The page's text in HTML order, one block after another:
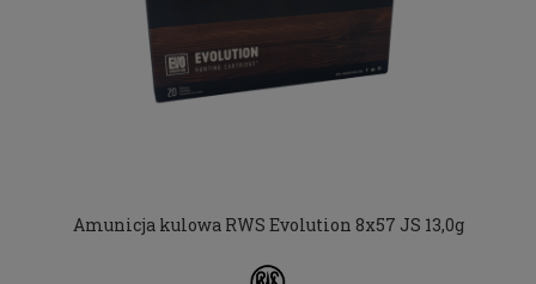
Amunicja kulowa RWS Evolution 8x57 JS 13,0g